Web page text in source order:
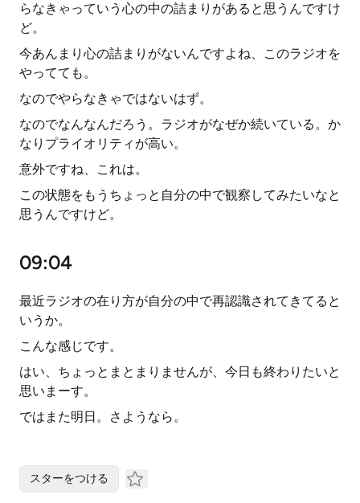
らなきゃっていう心の中の詰まりがあると思うんですけ
ど。
今あんまり心の詰まりがないんですよね、このラジオを
やってても。
なのでやらなきゃではないはず。
なのでなんなんだろう。ラジオがなぜか続いている。か
なりプライオリティが高い。
意外ですね、これは。
この状態をもうちょっと自分の中で観察してみたいなと
思うんですけど。
09:04
最近ラジオの在り方が自分の中で再認識されてきてると
いうか。
こんな感じです。
はい、ちょっとまとまりませんが、今日も終わりたいと
思いまーす。
ではまた明日。さようなら。
スターをつける